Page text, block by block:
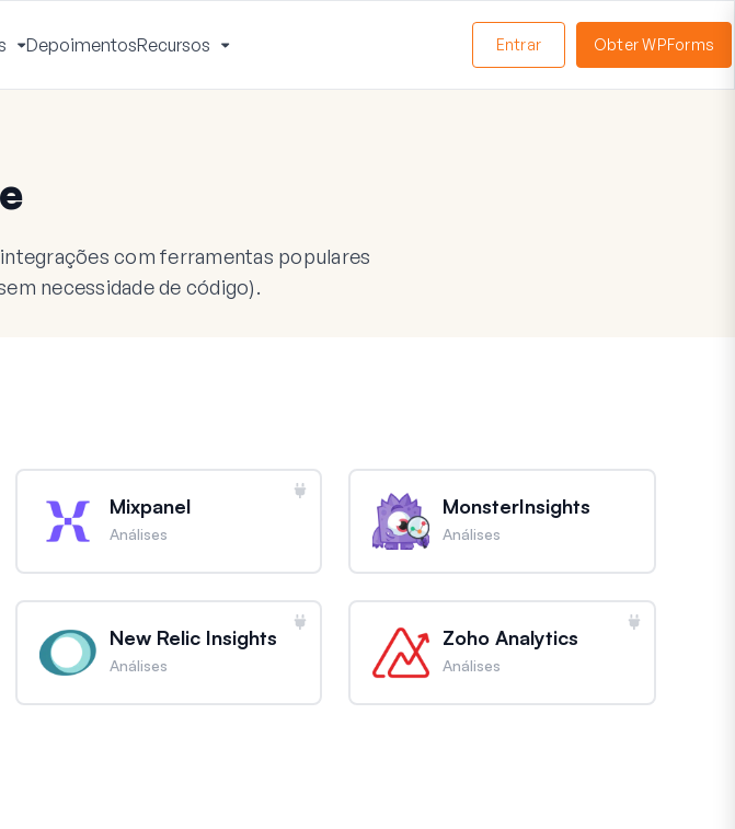
Alternar
Menu
DepoimentosRecursos
Menu
Entrar Obter WPForms
com ferramentas populares
necessidade de código).
Mixpanel
Análises
MonsterInsights
Análises
New Relic Insights
Análises
Zoho Analytics
Análises